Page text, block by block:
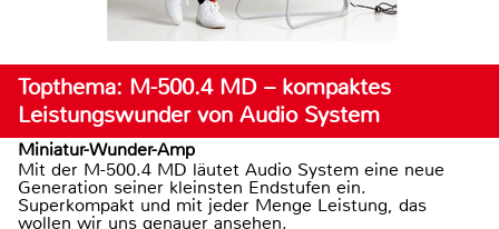
Topthema: M-500.4 MD – kompaktes
Leistungswunder von Audio System
Miniatur-Wunder-Amp
Mit der M-500.4 MD läutet Audio System eine neue
Generation seiner kleinsten Endstufen ein.
Superkompakt und mit jeder Menge Leistung, das
wollen wir uns genauer ansehen.